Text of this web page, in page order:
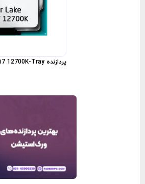
پردازنده Intel Core i7 12700K-Tray